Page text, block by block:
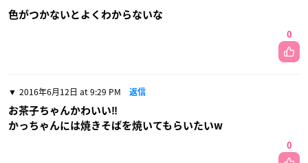
色がつかないとよくわからないな
0
2016年6月12日 at 9:29 PM 返信
お茶子ちゃんかわいい‼︎
かっちゃんには焼きそばを焼いてもらいたいw
0